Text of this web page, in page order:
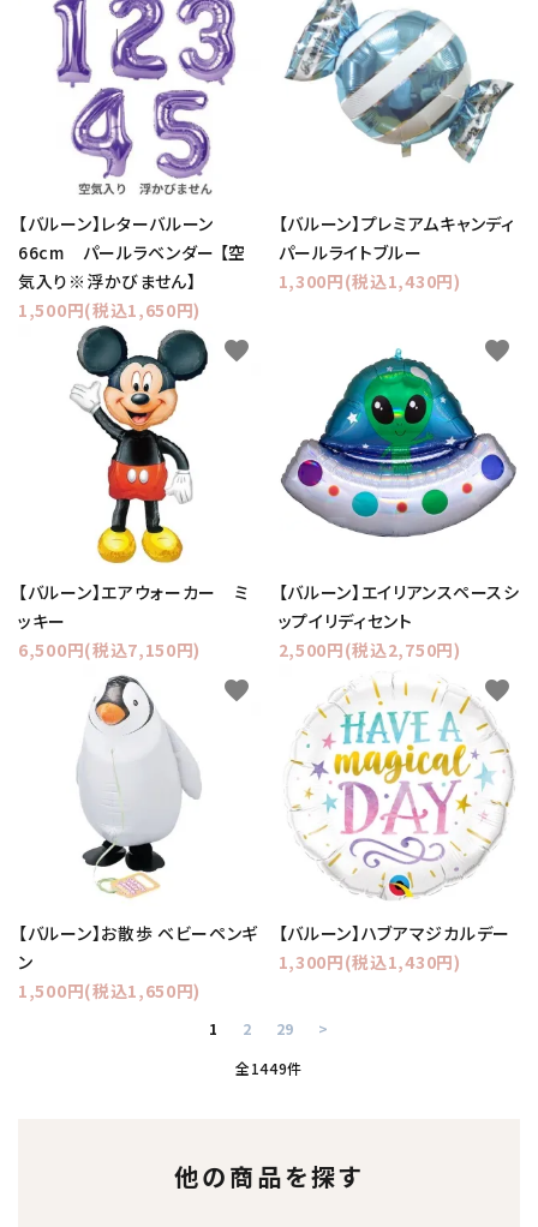
【バルーン】レターバルーン
66cm パールラベンダー 【空
気入り※浮かびません】
1,500円(税込1,650円)
【バルーン】プレミアムキャンディ
パールライトブルー
1,300円(税込1,430円)
【バルーン】エアウォーカー ミ
ッキー
6,500円(税込7,150円)
favorite
【バルーン】エイリアンスペースシ
ップイリディセント
2,500円(税込2,750円)
favorite
【バルーン】お散歩 ベビーペンギ
ン
1,500円(税込1,650円)
favorite
【バルーン】ハブアマジカルデー
1,300円(税込1,430円)
favorite
1 2 29
>
全1449件
他の商品を探す